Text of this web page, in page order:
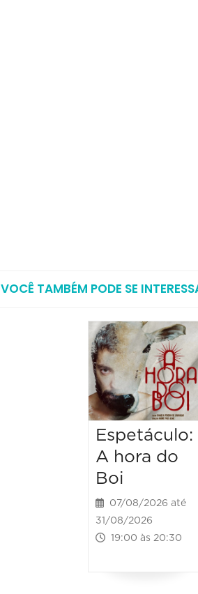
VOCÊ TAMBÉM PODE SE
Espetáculo:
A hora do
Boi
07/08/2026 até
31/08/2026
19:00 às 20:30